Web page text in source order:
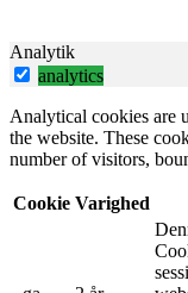
Analytik
analytics
Analytical cookies are
the website. These
number of visitors,
Cookie Varighed